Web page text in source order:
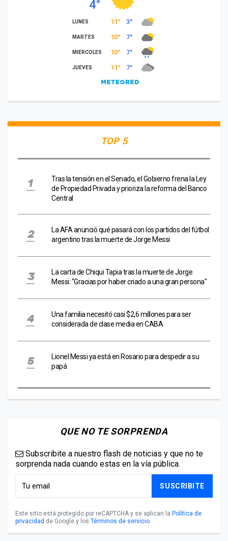
TOP 5
Tras la tensión en el Senado, el Gobierno frena la Ley
de Propiedad Privada y prioriza la reforma del Banco
Central
La AFA anunció qué pasará con los partidos del fútbol
argentino tras la muerte de Jorge Messi
La carta de Chiqui Tapia tras la muerte de Jorge
Messi: "Gracias por haber criado a una gran persona"
Una familia necesitó casi $2,6 millones para ser
considerada de clase media en CABA
Lionel Messi ya está en Rosario para despedir a su
papá
QUE NO TE SORPRENDA
Subscribite a nuestro flash de noticias y que no te
sorprenda nada cuando estas en la vía pública.
SUSCRIBITE
Este sitio está protegido por reCAPTCHA y se aplican la Política de
privacidad de Google y los Términos de servicio.